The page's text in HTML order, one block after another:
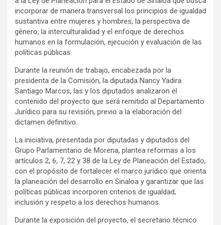
incorporar de manera transversal los principios de igualdad
sustantiva entre mujeres y hombres, la perspectiva de
género, la interculturalidad y el enfoque de derechos
humanos en la formulación, ejecución y evaluación de las
políticas públicas.
Durante la reunión de trabajo, encabezada por la
presidenta de la Comisión, la diputada Nancy Yadira
Santiago Marcos, las y los diputados analizaron el
contenido del proyecto que será remitido al Departamento
Jurídico para su revisión, previo a la elaboración del
dictamen definitivo.
La iniciativa, presentada por diputadas y diputados del
Grupo Parlamentario de Morena, plantea reformas a los
artículos 2, 6, 7, 22 y 38 de la Ley de Planeación del Estado,
con el propósito de fortalecer el marco jurídico que orienta
la planeación del desarrollo en Sinaloa y garantizar que las
políticas públicas incorporen criterios de igualdad,
inclusión y respeto a los derechos humanos.
Durante la exposición del proyecto, el secretario técnico